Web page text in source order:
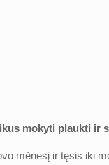
mokyti plaukti ir
mėnesį ir tęsis iki